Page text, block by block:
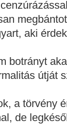
aki
botrányt
útját
a törvény
de